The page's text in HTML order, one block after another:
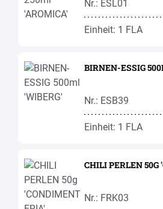
Nr.: ESL01
Einheit: 1 FLA
BIRNEN-ESSIG
Nr.: ESB39
Einheit: 1 FLA
CHILI PERLEN
Nr.: FRK03